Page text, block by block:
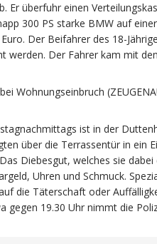
Er überfuhr einen
300 PS starke BMW auf
Der Beifahrer des 18-
werden. Der Fahrer kam mit
Wohnungseinbruch
ist in der
über die Terrassentür in ein
Diebesgut, welches sie
Uhren und Schmuck.
die Täterschaft oder
gegen 19.30 Uhr nimmt die